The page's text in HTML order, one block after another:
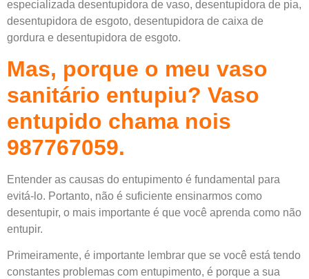
especializada desentupidora de vaso, desentupidora de pia,
desentupidora de esgoto, desentupidora de caixa de
gordura e desentupidora de esgoto.
Mas, porque o meu vaso
sanitário entupiu? Vaso
entupido chama nois
987767059.
Entender as causas do entupimento é fundamental para
evitá-lo. Portanto, não é suficiente ensinarmos como
desentupir, o mais importante é que você aprenda como não
entupir.
Primeiramente, é importante lembrar que se você está tendo
constantes problemas com entupimento, é porque a sua